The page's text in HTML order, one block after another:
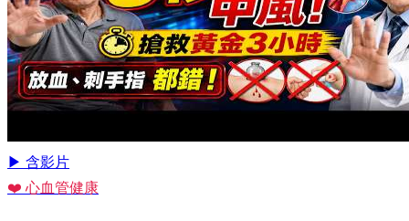
▶ 含影片
❤️ 心血管健康